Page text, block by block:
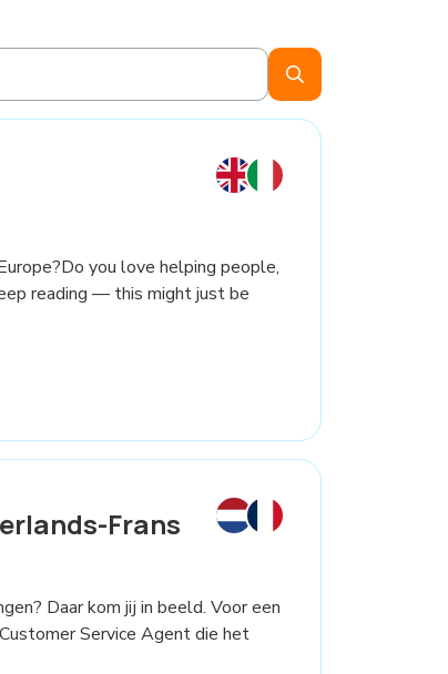
you love helping people,
reading — this might just be
Frans
Daar kom jij in beeld. Voor een
Service Agent die het